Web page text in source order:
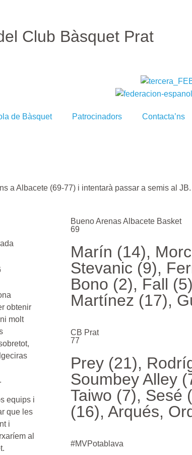
Club Bàsquet Prat
de Bàsquet Patrocinadors
Contacta’ns
a Albacete (69-77) i intentarà passar a semis al JB.
obtenir
molt
equips i
que les
i
al
Bueno Arenas Albacete Basket
69
Marín (14),
Stevanic (9),
Bono (2), Fall
Martínez (17),
CB Prat
77
Prey (21),
Soumbey Alley
Taiwo (7), Sesé
(16), Arqués,
#MVPotablava